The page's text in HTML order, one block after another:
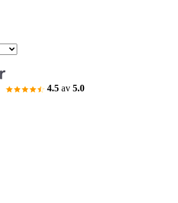
4.5 av 5.0